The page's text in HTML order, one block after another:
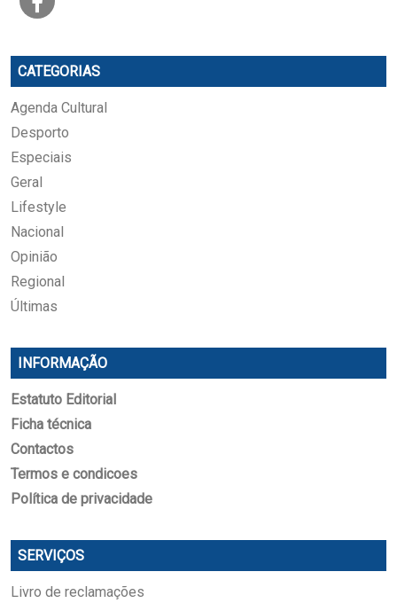
CATEGORIAS
Agenda Cultural
Desporto
Especiais
Geral
Lifestyle
Nacional
Opinião
Regional
Últimas
INFORMAÇÃO
Estatuto Editorial
Ficha técnica
Contactos
Termos e condicoes
Política de privacidade
SERVIÇOS
Livro de reclamações